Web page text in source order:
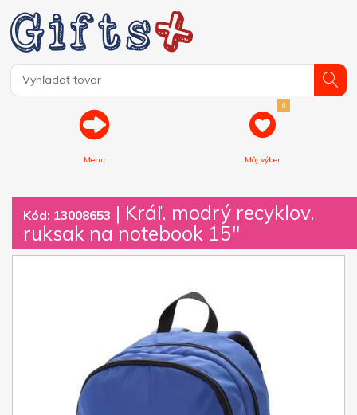
Menu
0
Môj výber
Kód: 13008653 | Kráľ. modrý recyklov.
ruksak na notebook 15″